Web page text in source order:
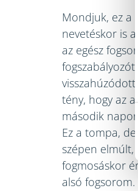
Mondjuk, ez a
nevetéskor is
az egész
tény, hogy az
második
Ez a tompa,
szépen
fogmosáskor
alsó fogsorom.